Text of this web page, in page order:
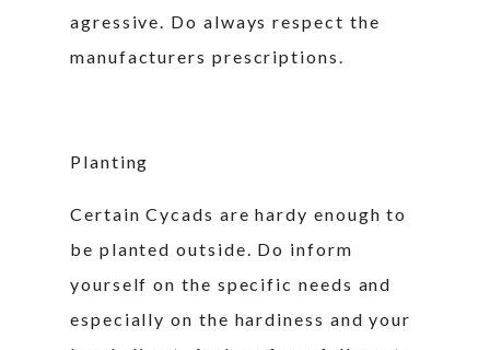
agressive. Do always respect the
manufacturers prescriptions.
Planting
Certain Cycads are hardy enough to
be planted outside. Do inform
yourself on the specific needs and
especially on the hardiness and your